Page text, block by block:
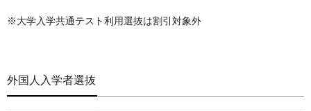
※大学入学共通テスト利用選抜は割引対象外
外国人入学者選抜